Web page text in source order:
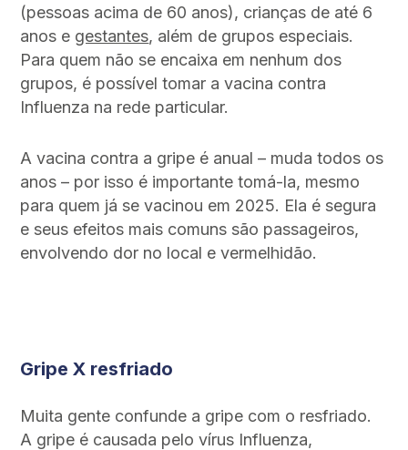
(pessoas acima de 60 anos), crianças de até 6
anos e gestantes, além de grupos especiais.
Para quem não se encaixa em nenhum dos
grupos, é possível tomar a vacina contra
Influenza na rede particular.
A vacina contra a gripe é anual – muda todos os
anos – por isso é importante tomá-la, mesmo
para quem já se vacinou em 2025. Ela é segura
e seus efeitos mais comuns são passageiros,
envolvendo dor no local e vermelhidão.
Gripe X resfriado
Muita gente confunde a gripe com o resfriado.
A gripe é causada pelo vírus Influenza,